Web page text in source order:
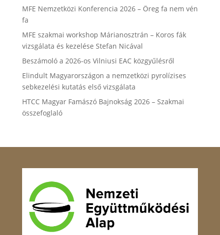
MFE Nemzetközi Konferencia 2026 – Öreg fa nem vén
fa
MFE szakmai workshop Márianosztrán – Koros fák
vizsgálata és kezelése Stefan Nicával
Beszámoló a 2026-os Vilniusi EAC közgyűlésről
Elindult Magyarországon a nemzetközi pyrolízises
sebkezelési kutatás első vizsgálata
HTCC Magyar Famászó Bajnokság 2026 – Szakmai
összefoglaló